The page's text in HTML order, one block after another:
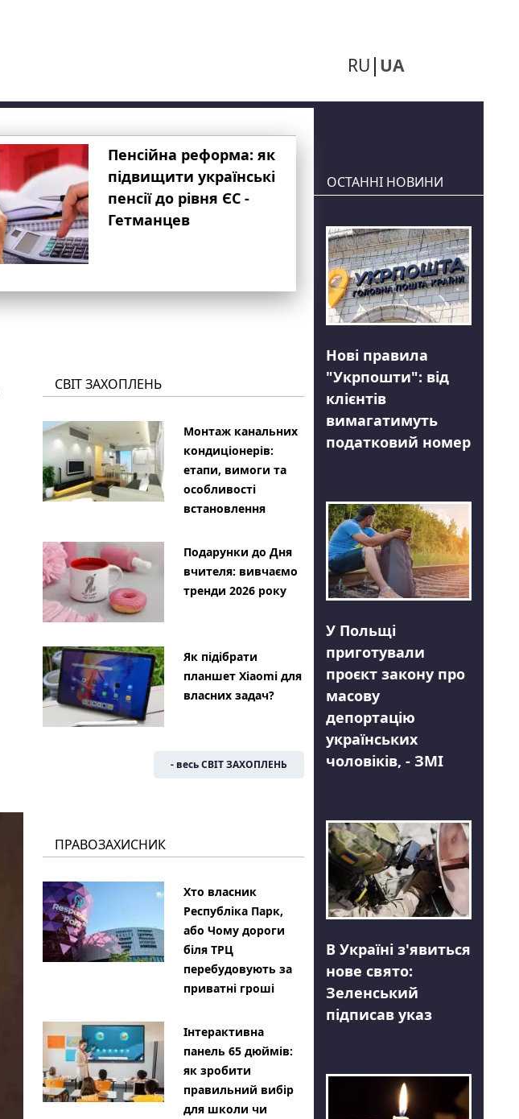
RU UA
Пенсійна реформа: як
підвищити українські
пенсії до рівня ЄС -
Гетманцев
СВІТ ЗАХОПЛЕНЬ
Монтаж канальних
кондиціонерів:
етапи, вимоги та
особливості
встановлення
Подарунки до Дня
вчителя: вивчаємо
тренди 2026 року
Як підібрати
планшет Xiaomi для
власних задач?
- весь СВІТ ЗАХОПЛЕНЬ
ПРАВОЗАХИСНИК
Хто власник
Республіка Парк,
або Чому дороги
біля ТРЦ
перебудовують за
приватні гроші
Інтерактивна
панель 65 дюймів:
як зробити
правильний вибір
для школи чи
ОСТАННІ НОВИНИ
Нові правила
"Укрпошти": від
клієнтів
вимагатимуть
податковий номер
У Польщі
приготували
проєкт закону про
масову
депортацію
українських
чоловіків, - ЗМІ
В Україні з'явиться
нове свято:
Зеленський
підписав указ